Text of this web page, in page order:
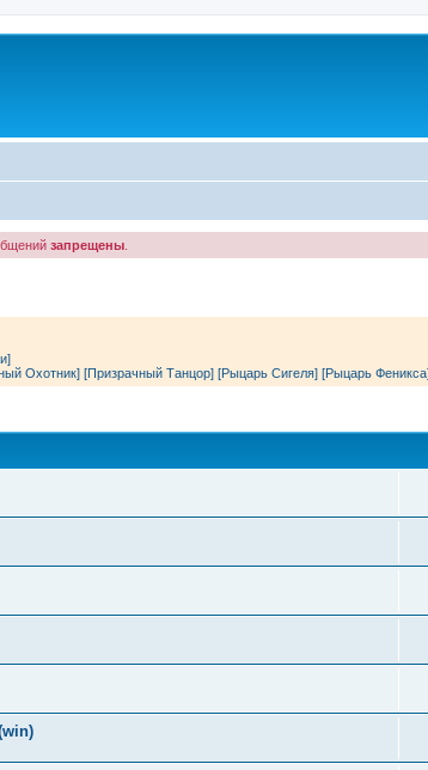
запрещены
Охотник] [Призрачный Танцор] [Рыцарь Сигеля] [Рыцарь